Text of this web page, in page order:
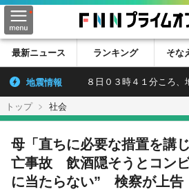
最新ニュース ランキング そな
地震情報 ８日０３時４１分ころ、
トップ 社会
母「直ちに必要な措置を講
亡事故 飲酒隠そうとコン
に当たらない” 検察が上告